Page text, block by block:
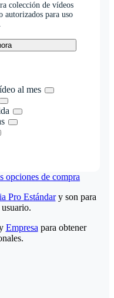
colección de vídeos
autorizados para uso
al mes
opciones de compra
Pro Estándary son para
Empresa para obtener